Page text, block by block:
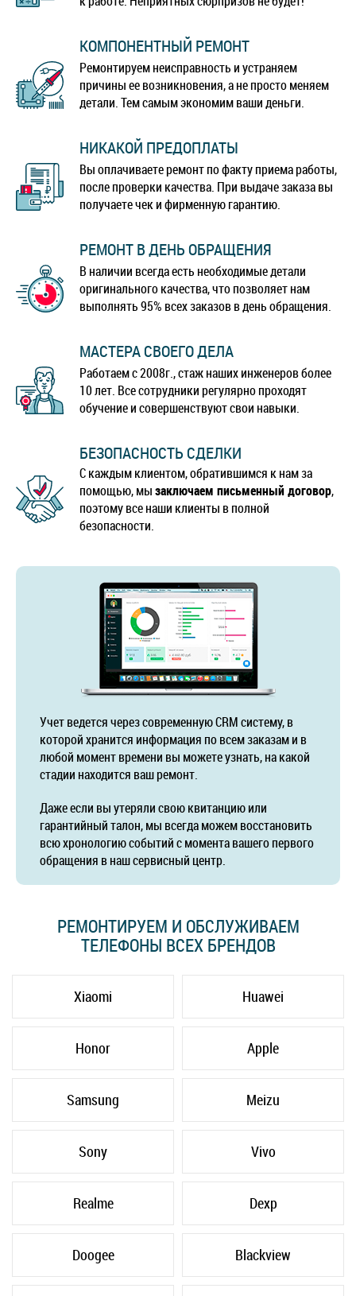
КОМПОНЕНТНЫЙ РЕМОНТ
Ремонтируем неисправность и устраняем
причины ее возникновения, а не просто меняем
детали. Тем самым экономим ваши деньги.
НИКАКОЙ ПРЕДОПЛАТЫ
Вы оплачиваете ремонт по факту приема работы,
после проверки качества. При выдаче заказа вы
получаете чек и фирменную гарантию.
РЕМОНТ В ДЕНЬ ОБРАЩЕНИЯ
В наличии всегда есть необходимые детали
оригинального качества, что позволяет нам
выполнять 95% всех заказов в день обращения.
МАСТЕРА СВОЕГО ДЕЛА
Работаем с 2008г., стаж наших инженеров более
10 лет. Все сотрудники регулярно проходят
обучение и совершенствуют свои навыки.
БЕЗОПАСНОСТЬ СДЕЛКИ
С каждым клиентом, обратившимся к нам за
помощью, мызаключаем письменный договор,
поэтому все наши клиенты в полной
безопасности.
Учет ведется через современную CRM систему, в
которой хранится информация по всем заказам и в
любой момент времени вы можете узнать, на какой
стадии находится ваш ремонт.
Даже если вы утеряли свою квитанцию или
гарантийный талон, мы всегда можем восстановить
всю хронологию событий с момента вашего первого
обращения в наш сервисный центр.
РЕМОНТИРУЕМ И ОБСЛУЖИВАЕМ
ТЕЛЕФОНЫ ВСЕХ БРЕНДОВ
Xiaomi Huawei
Honor Apple
Samsung Meizu
Sony Vivo
Realme Dexp
Doogee Blackview